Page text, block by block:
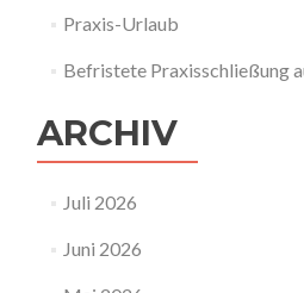
Praxis-Urlaub
Befristete Praxisschließung
ARCHIV
Juli 2026
Juni 2026